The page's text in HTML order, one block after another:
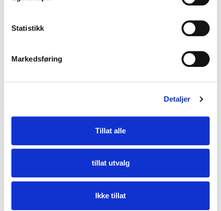
Statistikk
Markedsføring
Detaljer
Tillat alle
tillat utvalg
Ikke tillat